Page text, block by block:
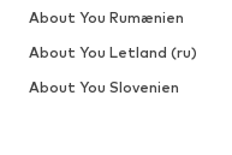
About You Rumænien
About You Letland (ru)
About You Slovenien